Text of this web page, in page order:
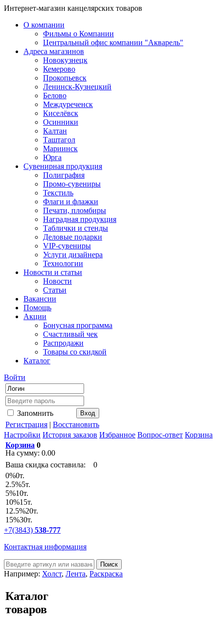
Интернет-магазин канцелярских товаров
О компании
Фильмы о Компании
Центральный офис компании "Акварель"
Адреса магазинов
Новокузнецк
Кемерово
Прокопьевск
Ленинск-Кузнецкий
Белово
Междуреченск
Киселёвск
Осинники
Калтан
Таштагол
Мариинск
Юрга
Сувенирная продукция
Полиграфия
Промо-сувениры
Текстиль
Флаги и флажки
Печати, пломбиры
Наградная продукция
Таблички и стенды
Деловые подарки
VIP-сувениры
Услуги дизайнера
Технологии
Новости и статьи
Новости
Статьи
Вакансии
Помощь
Акции
Бонусная программа
Счастливый чек
Распродажи
Товары со скидкой
Каталог
Войти
Запомнить
Регистрация | Восстановить
Настройки История заказов Избранное Вопрос-ответ Корзина
Корзина 0
На сумму: 0.00
Ваша скидка составила:
0
0%0т.
2.5%5т.
5%10т.
10%15т.
12.5%20т.
15%30т.
+7(3843) 538-777
Контактная информация
Например: Холст, Лента, Раскраска
Каталог
товаров